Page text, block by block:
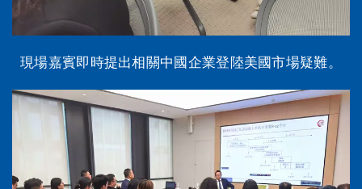
現場嘉賓即時提出相關中國企業登陸美國市場疑難。